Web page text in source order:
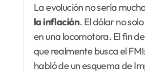
La evolución no sería
la inflación. El dólar no
en una locomotora. El fin
que realmente busca el
habló de un esquema de